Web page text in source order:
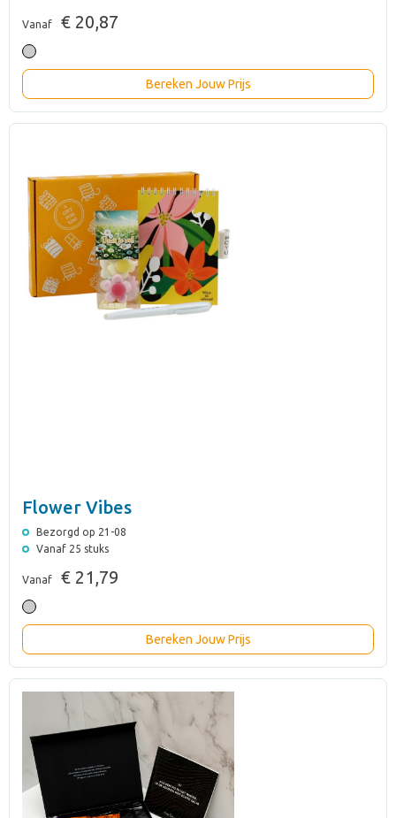
Vanaf € 20,87
Bereken Jouw Prijs
Flower Vibes
Bezorgd op 21-08
Vanaf 25 stuks
Vanaf € 21,79
Bereken Jouw Prijs